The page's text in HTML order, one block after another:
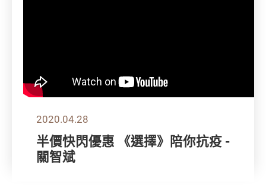
2020.04.28
半價快閃優惠 《選擇》陪你抗疫 -
關智斌